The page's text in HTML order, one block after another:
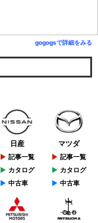
gogogsで詳細をみる
日産
記事一覧
カタログ
中古車
マツダ
記事一覧
カタログ
中古車